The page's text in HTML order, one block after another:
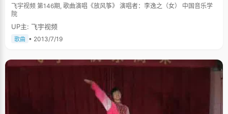
飞宇视频 第146期, 歌曲演唱《放风筝》 演唱者：李逸之（女） 中国音乐学
院
UP主: 飞宇视频
歌曲 • 2013/7/19